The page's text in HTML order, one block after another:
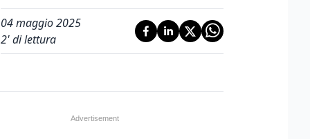
04 maggio 2025
2' di lettura